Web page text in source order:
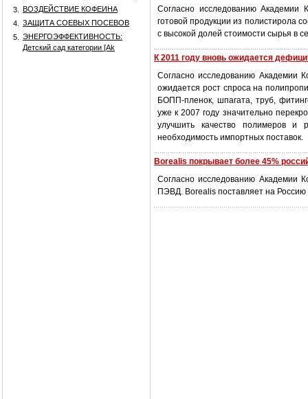
3.
ВОЗДЕЙСТВИЕ КОФЕИНА
4.
ЗАЩИТА СОЕВЫХ ПОСЕВОВ
5.
ЭНЕРГОЭФФЕКТИВНОСТЬ:
Детский сад категории [Аk
Согласно исследованию
готовой продукции из полистирола
с высокой долей стоимости сырья в
К 2011 году вновь ожидается
Согласно исследованию Академии
ожидается рост спроса на
БОПП-пленок, шпагата, труб,
уже к 2007 году значительно
улучшить качество полимеров и
необходимость импортных поставок.
Borealis покрывает более 45%
Согласно исследованию Академии
ПЭВД. Borealis поставляет на